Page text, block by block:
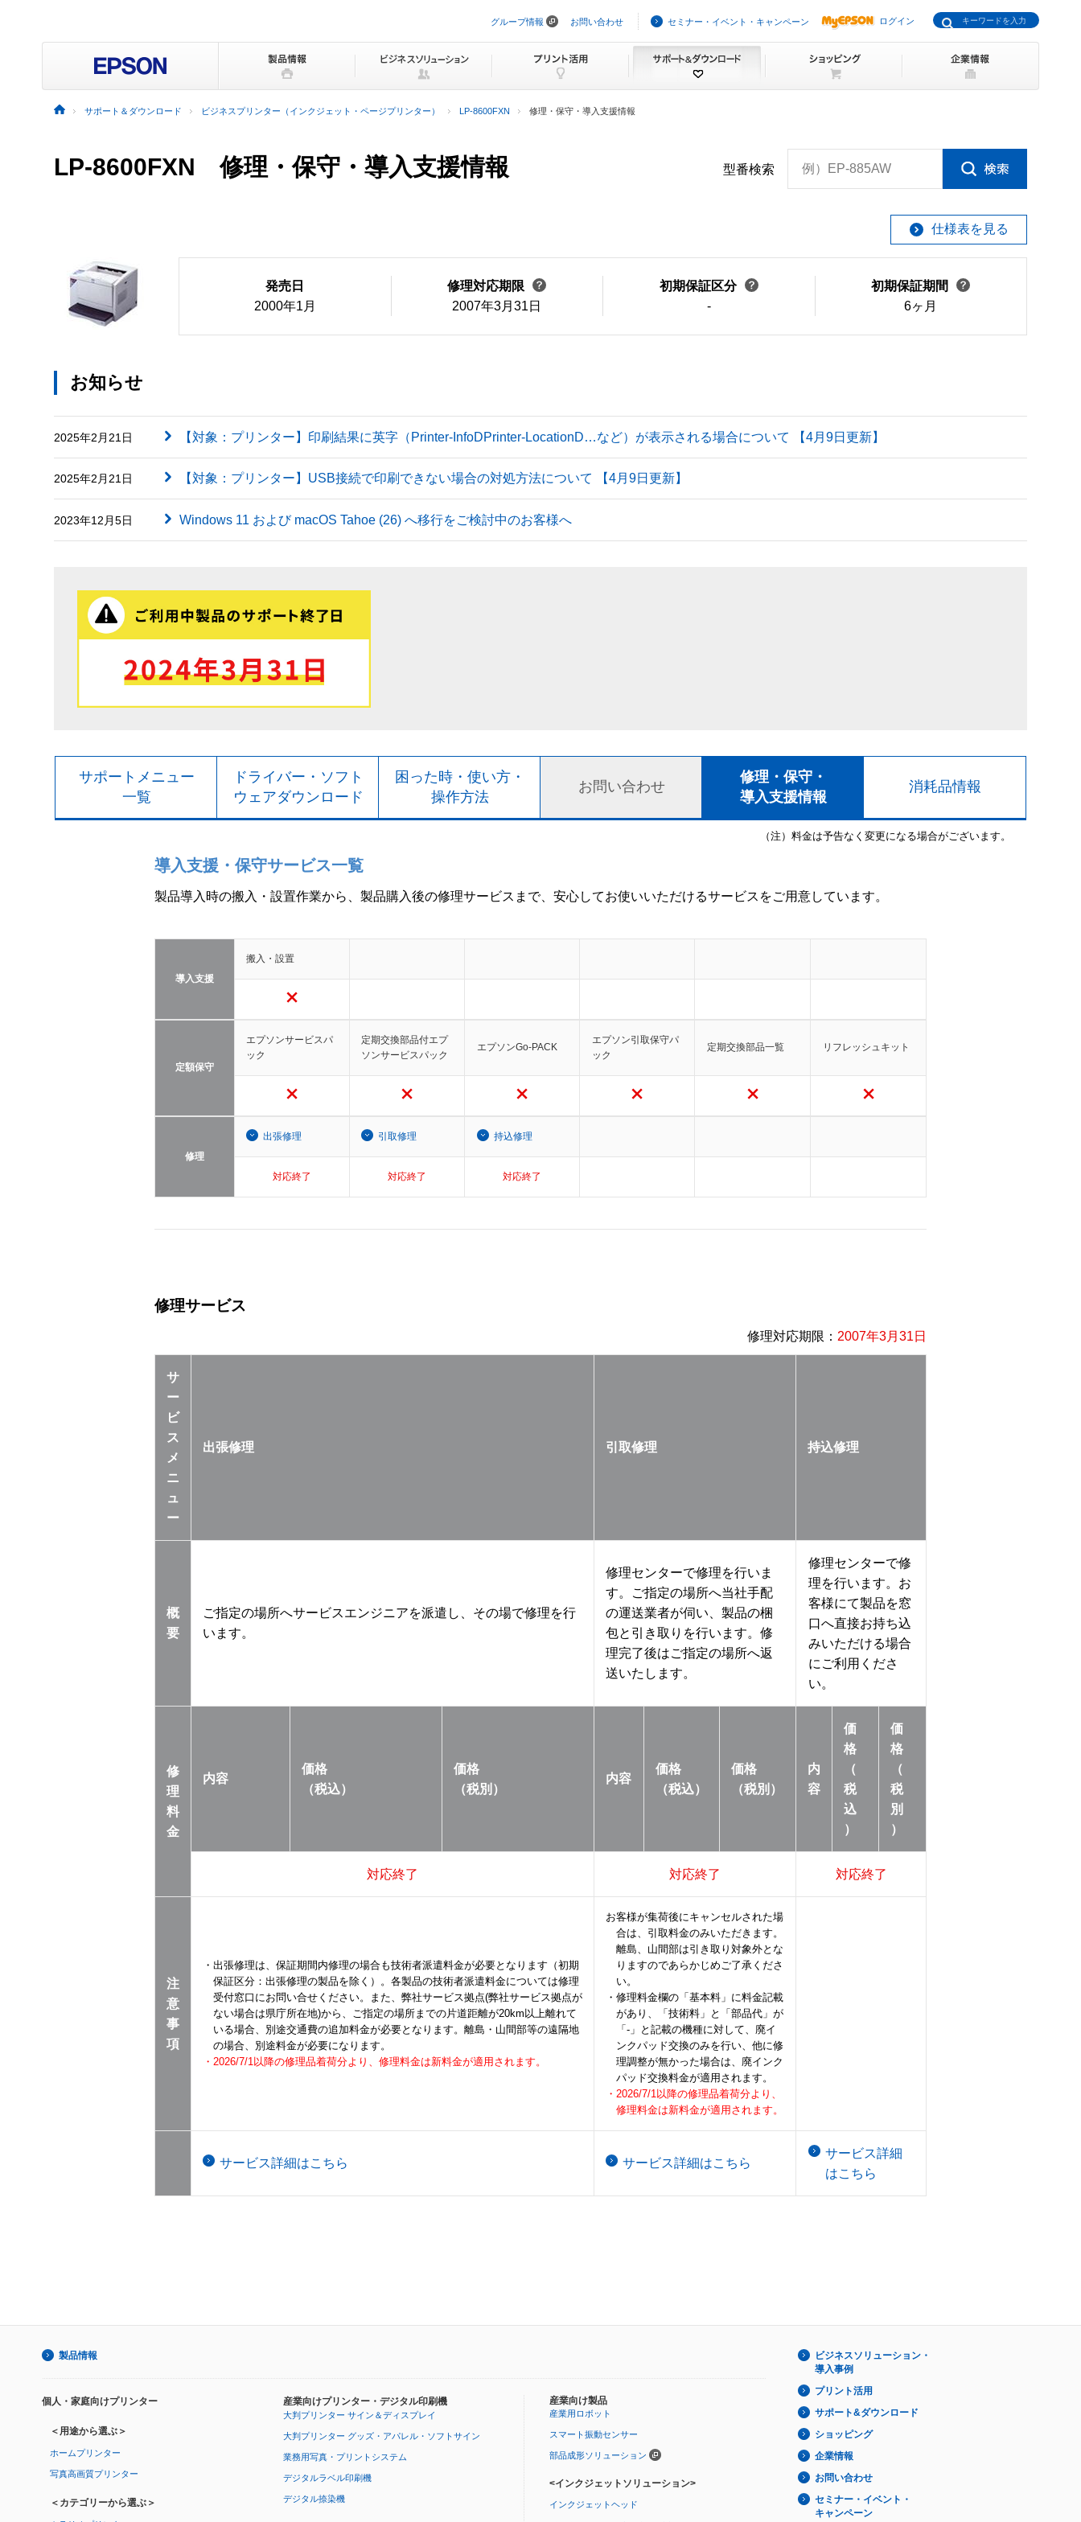
ビ
ョ
ッ
プ
グループ情報 お問い合わせ セミナー・イベント・キャンペーン ログイン
サポート＆ダウンロード ビジネスプリンター（インクジェット・ページプリンター） LP-8600FXN 修理・保守・導入支援情報
LP-8600FXN 修理・保守・導入支援情報 型番検索 例）EP-885AW
仕様表を見る
発売日
2000年1月
修理対応期限
2007年3月31日
初期保証区分
-
初期保証期間
6ヶ月
お知らせ
2025年2月21日 【対象：プリンター】印刷結果に英字（Printer-InfoDPrinter-LocationD…など）が表示される場合について 【4月9日更新】
2025年2月21日 【対象：プリンター】USB接続で印刷できない場合の対処方法について 【4月9日更新】
2023年12月5日 Windows 11 および macOS Tahoe (26) へ移行をご検討中のお客様へ
サポートメニュー
一覧
ドライバー・ソフト
ウェアダウンロード
困った時・使い方・
操作方法
お問い合わせ
修理・保守・
導入支援情報
消耗品情報
（注）料金は予告なく変更になる場合がございます。
導入支援・保守サービス一覧
製品導入時の搬入・設置作業から、製品購入後の修理サービスまで、安心してお使いいただけるサービスをご用意しています。
導入支援
搬入・設置
定額保守
エプソンサービスパ
ック
定期交換部品付エプ
ソンサービスパック
エプソンGo-PACK
エプソン引取保守パ
ック
定期交換部品一覧 リフレッシュキット
修理
出張修理 引取修理 持込修理
対応終了 対応終了 対応終了
修理サービス
修理対応期限： 2007年3月31日
サ
ー
ビ
ス
メ
ニ
ュ
ー
出張修理 引取修理 持込修理
概
要
ご指定の場所へサービスエンジニアを派遣し、その場で修理を行
います。
修理センターで修理を行いま
す。ご指定の場所へ当社手配
の運送業者が伺い、製品の梱
包と引き取りを行います。修
理完了後はご指定の場所へ返
送いたします。
修理センターで修
理を行います。お
客様にて製品を窓
口へ直接お持ち込
みいただける場合
にご利用くださ
い。
修
理
料
金
内容
価格
（税込）
価格
（税別）
内容
価格
（税込）
価格
（税別）
内
容
価
格
（
税
込
）
価
格
（
税
別
）
対応終了 対応終了 対応終了
注
意
事
項
・出張修理は、保証期間内修理の場合も技術者派遣料金が必要となります（初期
保証区分：出張修理の製品を除く）。各製品の技術者派遣料金については修理
受付窓口にお問い合せください。また、弊社サービス拠点(弊社サービス拠点が
ない場合は県庁所在地)から、ご指定の場所までの片道距離が20km以上離れて
いる場合、別途交通費の追加料金が必要となります。離島・山間部等の遠隔地
の場合、別途料金が必要になります。
・2026/7/1以降の修理品着荷分より、修理料金は新料金が適用されます。
お客様が集荷後にキャンセルされた場
合は、引取料金のみいただきます。
離島、山間部は引き取り対象外とな
りますのであらかじめご了承くださ
い。
・修理料金欄の「基本料」に料金記載
があり、「技術料」と「部品代」が
「-」と記載の機種に対して、廃イ
ンクパッド交換のみを行い、他に修
理調整が無かった場合は、廃インク
パッド交換料金が適用されます。
・2026/7/1以降の修理品着荷分より、
修理料金は新料金が適用されます。
サービス詳細はこちら サービス詳細はこちら
サービス詳細
はこちら
製品情報
個人・家庭向けプリンター
＜用途から選ぶ＞
ホームプリンター
写真高画質プリンター
＜カテゴリーから選ぶ＞
産業向けプリンター・デジタル印刷機
大判プリンター サイン＆ディスプレイ
大判プリンター グッズ・アパレル・ソフトサイン
業務用写真・プリントシステム
デジタルラベル印刷機
デジタル捺染機
産業向け製品
産業用ロボット
スマート振動センサー
部品成形ソリューション
<インクジェットソリューション>
インクジェットヘッド
ビジネスソリューション・
導入事例
プリント活用
サポート&ダウンロード
ショッピング
企業情報
お問い合わせ
セミナー・イベント・
キャンペーン